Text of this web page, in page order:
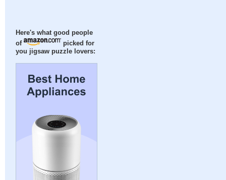
Here's what good people
of
picked for
you jigsaw puzzle lovers: